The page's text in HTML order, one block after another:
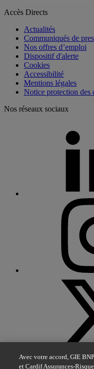
Accès Directs
Actualités
Communiqués de
Nos offres d’emploi
Dispositif d'alerte
Cookies
Accessibilité
Mentions légales
Notice protection des
Nos réseaux sociaux
Avec votre accord, GIE
et Cardif Assurances-